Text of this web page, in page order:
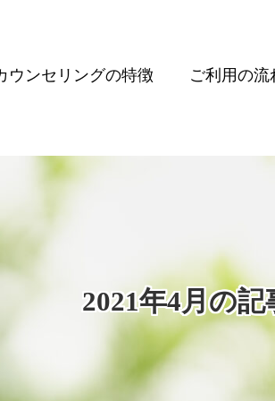
ウンセリングの特徴 ご利用の流
2021年4月の記